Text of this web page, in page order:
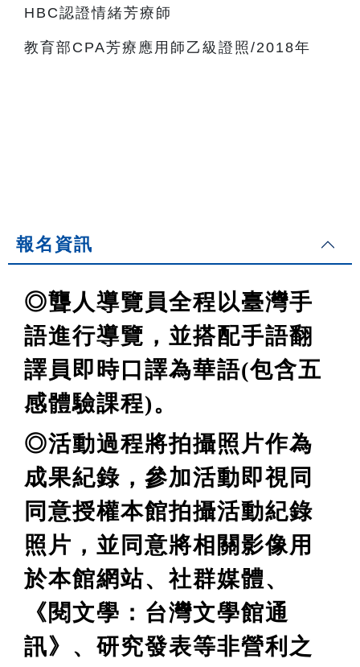
HBC認證情緒芳療師
教育部CPA芳療應用師乙級證照/2018年
報名資訊
◎聾人導覽員全程以臺灣手
語進行導覽，並搭配手語翻
譯員即時口譯為華語(包含五
感體驗課程)。
◎活動過程將拍攝照片作為
成果紀錄，參加活動即視同
同意授權本館拍攝活動紀錄
照片，並同意將相關影像用
於本館網站、社群媒體、
《閱文學：台灣文學館通
訊》、研究發表等非營利之